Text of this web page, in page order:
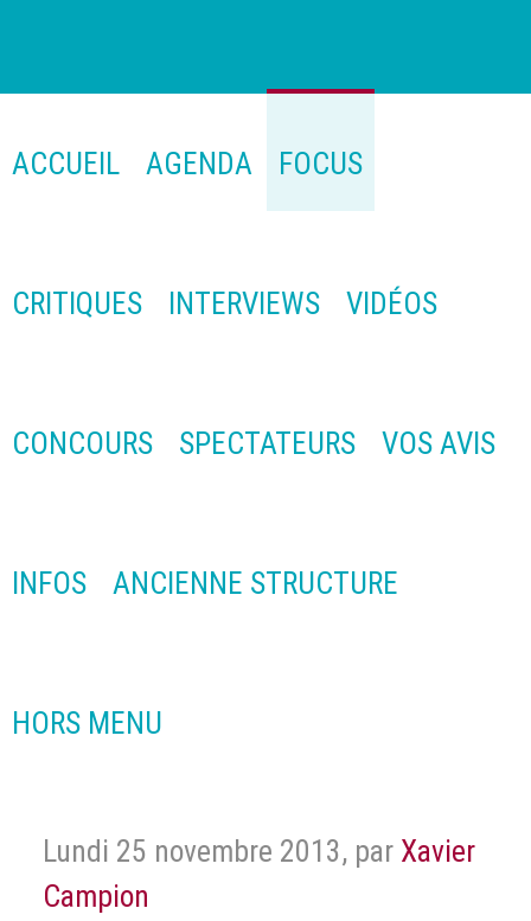
ACCUEIL AGENDA FOCUS
CRITIQUES INTERVIEWS VIDÉOS
CONCOURS SPECTATEURS VOS AVIS
INFOS ANCIENNE STRUCTURE
HORS MENU
Lundi 25 novembre 2013, par Xavier
Campion